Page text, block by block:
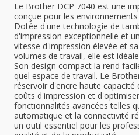
Le Brother DCP 7040 est une
conçue pour les
Dotée d'une technologie de
d'impression exceptionnelle et
vitesse d'impression élevée et
volumes de travail, elle est
Son design compact la rend
quel espace de travail. Le
réservoir d'encre haute capacité
coûts d'impression et
fonctionnalités avancées telles
automatique et la connectivité
un outil essentiel pour les